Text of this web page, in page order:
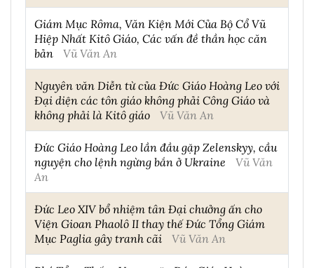
Giám Mục Rôma, Văn Kiện Mới Của Bộ Cổ Vũ
Hiệp Nhất Kitô Giáo, Các vấn đề thần học căn
bản
Vũ Văn An
Nguyên văn Diễn từ của Đức Giáo Hoàng Leo với
Đại diện các tôn giáo không phải Công Giáo và
không phải là Kitô giáo
Vũ Văn An
Đức Giáo Hoàng Leo lần đầu gặp Zelenskyy, cầu
nguyện cho lệnh ngừng bắn ở Ukraine
Vũ Văn
An
Đức Leo XIV bổ nhiệm tân Đại chưởng ấn cho
Viện Gioan Phaolô II thay thế Đức Tổng Giám
Mục Paglia gây tranh cãi
Vũ Văn An